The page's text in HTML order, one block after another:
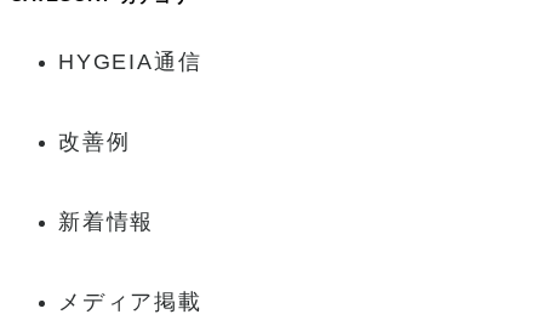
HYGEIA通信
改善例
新着情報
メディア掲載